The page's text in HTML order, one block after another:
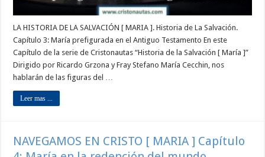
LA HISTORIA DE LA SALVACIÓN [ MARIA ]. Historia de La Salvación.
Capítulo 3: María prefigurada en el Antiguo Testamento En este
Capítulo de la serie de Cristonautas “Historia de la Salvación [ María ]”
Dirigido por Ricardo Grzona y Fray Stefano María Cecchin, nos
hablarán de las figuras del …
Leer mas ...
NAVEGAMOS EN CRISTO [ MARIA ] Capítulo